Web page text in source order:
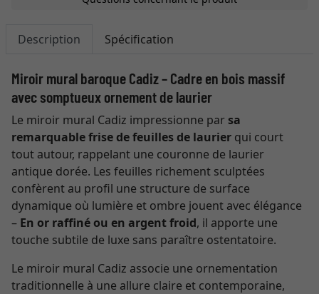
Description Spécification
Miroir mural baroque Cadiz – Cadre en bois massif
avec somptueux ornement de laurier
Le miroir mural Cadiz impressionne par sa
remarquable frisede feuilles de laurier qui court
tout autour, rappelant une couronne de laurier
antique dorée. Les feuilles richement sculptées
confèrent au profil une structure de surface
dynamique où lumière et ombre jouent avec élégance
– En or raffiné ou en argent froid, il apporte une
touche subtile de luxe sans paraître ostentatoire.
Le miroir mural Cadiz associe une ornementation
traditionnelle à une allure claire et contemporaine,